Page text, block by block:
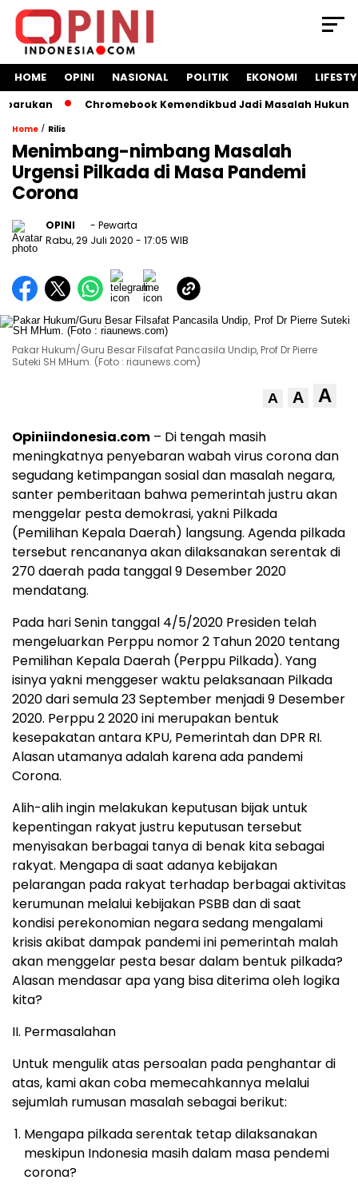
HOME OPINI NASIONAL POLITIK EKONOMI
Chromebook Kemendikbud Jadi Masalah Hukum:
Home / Rilis
Menimbang-nimbang Masalah
Urgensi Pilkada di Masa Pandemi
Corona
OPINI
- Pewarta
Rabu, 29 Juli 2020 - 17:05 WIB
Pakar Hukum/Guru Besar Filsafat Pancasila Undip, Prof Dr Pierre
Suteki SH MHum. (Foto : riaunews.com)
A A A
Opiniindonesia.com – Di tengah masih
meningkatnya penyebaran wabah virus corona dan
segudang ketimpangan sosial dan masalah negara,
santer pemberitaan bahwa pemerintah justru akan
menggelar pesta demokrasi, yakni Pilkada
(Pemilihan Kepala Daerah) langsung. Agenda pilkada
tersebut rencananya akan dilaksanakan serentak di
270 daerah pada tanggal 9 Desember 2020
mendatang.
Pada hari Senin tanggal 4/5/2020 Presiden telah
mengeluarkan Perppu nomor 2 Tahun 2020 tentang
Pemilihan Kepala Daerah (Perppu Pilkada). Yang
isinya yakni menggeser waktu pelaksanaan Pilkada
2020 dari semula 23 September menjadi 9 Desember
2020. Perppu 2 2020 ini merupakan bentuk
kesepakatan antara KPU, Pemerintah dan DPR RI.
Alasan utamanya adalah karena ada pandemi
Corona.
Alih-alih ingin melakukan keputusan bijak untuk
kepentingan rakyat justru keputusan tersebut
menyisakan berbagai tanya di benak kita sebagai
rakyat. Mengapa di saat adanya kebijakan
pelarangan pada rakyat terhadap berbagai aktivitas
kerumunan melalui kebijakan PSBB dan di saat
kondisi perekonomian negara sedang mengalami
krisis akibat dampak pandemi ini pemerintah malah
akan menggelar pesta besar dalam bentuk pilkada?
Alasan mendasar apa yang bisa diterima oleh logika
kita?
II. Permasalahan
Untuk mengulik atas persoalan pada penghantar di
atas, kami akan coba memecahkannya melalui
sejumlah rumusan masalah sebagai berikut:
Mengapa pilkada serentak tetap dilaksanakan
meskipun Indonesia masih dalam masa pendemi
corona?